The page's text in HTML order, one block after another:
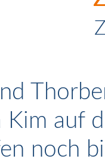
Kim auf
noch